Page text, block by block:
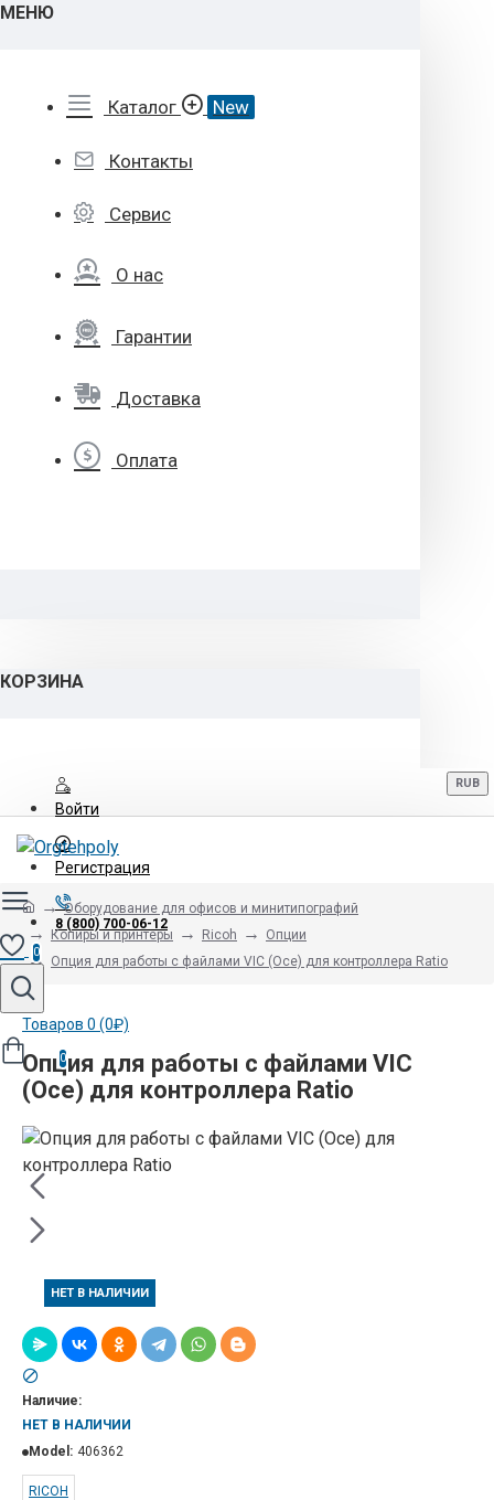
МЕНЮ
Каталог New
Контакты
Сервис
О нас
Гарантии
Доставка
Оплата
КОРЗИНА
Войти
Регистрация
8 (800) 700-06-12
RUB
0
Товаров 0 (0₽)
0
Оборудование для офисов и минитипографий
Копиры и принтеры
Ricoh
Опции
Опция для работы с файлами VIC (Oce) для контроллера Ratio
Опция для работы с файлами VIC
(Oce) для контроллера Ratio
НЕТ В НАЛИЧИИ
Наличие:
НЕТ В НАЛИЧИИ
Model: 406362
RICOH